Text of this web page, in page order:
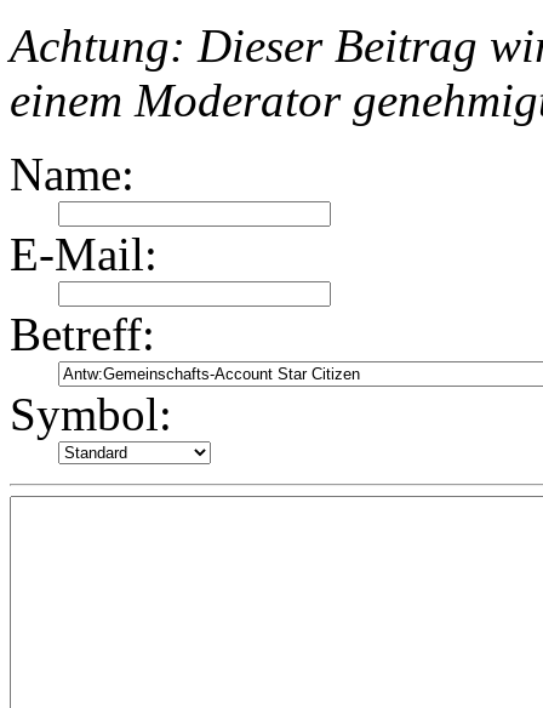
Achtung: Dieser Beitrag
einem Moderator
Name:
E-Mail:
Betreff:
Symbol: